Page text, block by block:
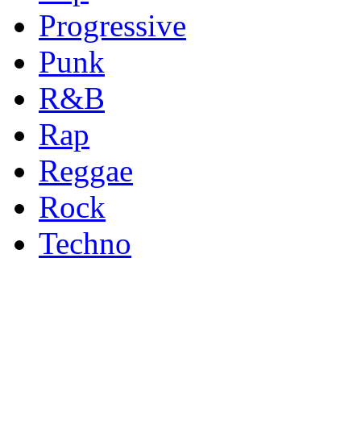
Progressive
Punk
R&B
Rap
Reggae
Rock
Techno